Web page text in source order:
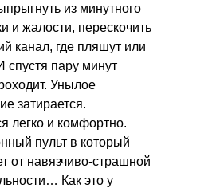
из минутного
и жалости, перескочить
канал, где пляшут или
спустя пару минут
Унылое
затирается.
легко и комфортно.
пульт в который
от навязчиво-страшной
Как это у